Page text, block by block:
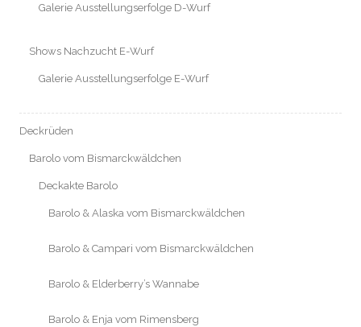
Galerie Ausstellungserfolge D-Wurf
Shows Nachzucht E-Wurf
Galerie Ausstellungserfolge E-Wurf
Deckrüden
Barolo vom Bismarckwäldchen
Deckakte Barolo
Barolo & Alaska vom Bismarckwäldchen
Barolo & Campari vom Bismarckwäldchen
Barolo & Elderberry’s Wannabe
Barolo & Enja vom Rimensberg